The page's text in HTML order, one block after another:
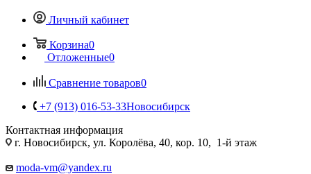
Личный кабинет
Корзина0
Отложенные0
Сравнение товаров0
+7 (913) 016-53-33Новосибирск
Контактная информация
г. Новосибирск, ул. Королёва, 40, кор. 10, 1-й этаж
moda-vm@yandex.ru